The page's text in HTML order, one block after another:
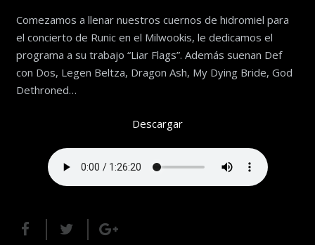
Comezamos a llenar nuestros cuernos de hidromiel para
el concierto de Runic en el Milwookis, le dedicamos el
programa a su trabajo “Liar Flags”. Además suenan Def
con Dos, Legen Beltza, Dragon Ash, My Dying Bride, God
Dethroned…
Descargar